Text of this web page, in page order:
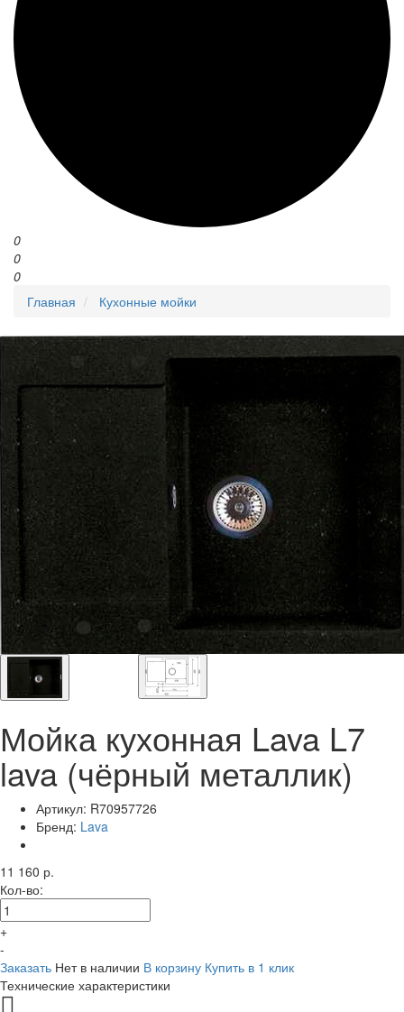
0
0
0
Главная
Кухонные мойки
Мойка кухонная Lava L7
lava (чёрный металлик)
Артикул: R70957726
Бренд: Lava
11 160 р.
Кол-во:
+
-
Заказать Нет в наличии В корзину Купить в 1 клик
Технические характеристики